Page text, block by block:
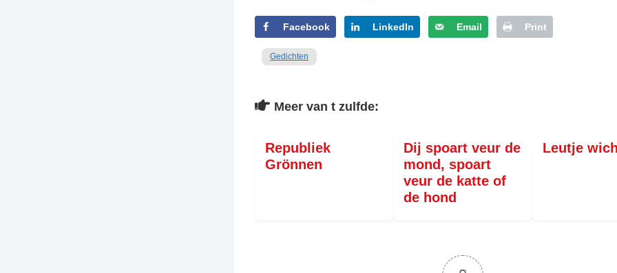
Facebook LinkedIn Email Print
Gedichten
Meer van t zulfde:
Republiek
Grönnen
Dij spoart veur de
mond, spoart
veur de katte of
de hond
Leutje